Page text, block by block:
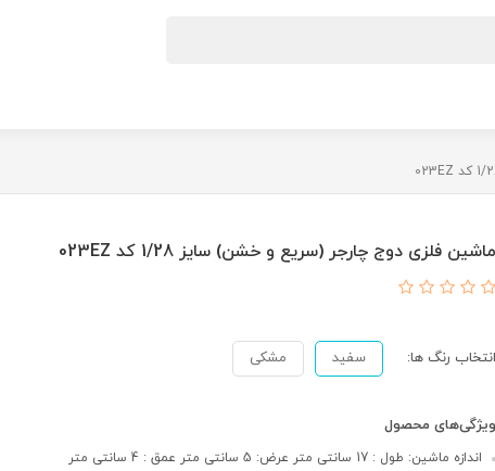
ماشین فلزی دوج چارجر (سریع و خشن) سایز 1/28 کد 023EZ
انتخاب رنگ ها: سفید مشکی
ویژگی‌های محصول
اندازه ماشین: طول : 17 سانتی متر عرض: 5 سانتی متر عمق : 4 سانتی متر